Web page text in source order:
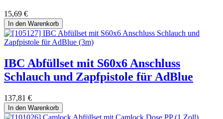
15,69 €
In den Warenkorb
IBC Abfüllset mit S60x6 Anschluss
Schlauch und Zapfpistole für AdBlue
137,81 €
In den Warenkorb